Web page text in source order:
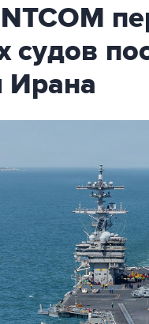
судов
Ирана